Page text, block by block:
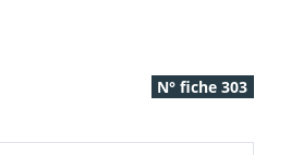
N° fiche 303